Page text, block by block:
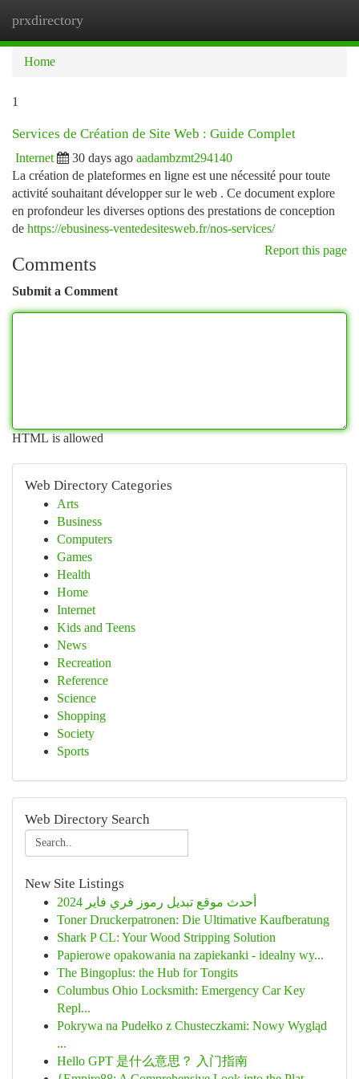
prxdirectory
Home
1
Services de Création de Site Web : Guide Complet
Internet 30 days ago aadambzmt294140
La création de plateformes en ligne est une nécessité pour toute
activité souhaitant développer sur le web . Ce document explore
en profondeur les diverses options des prestations de conception
de https://ebusiness-ventedesitesweb.fr/nos-services/
Report this page
Comments
Submit a Comment
HTML is allowed
Web Directory Categories
Arts
Business
Computers
Games
Health
Home
Internet
Kids and Teens
News
Recreation
Reference
Science
Shopping
Society
Sports
Web Directory Search
New Site Listings
أحدث موقع تبديل رموز فري فاير 2024
Toner Druckerpatronen: Die Ultimative Kaufberatung
Shark P CL: Your Wood Stripping Solution
Papierowe opakowania na zapiekanki - idealny wy...
The Bingoplus: the Hub for Tongits
Columbus Ohio Locksmith: Emergency Car Key
Repl...
Pokrywa na Pudełko z Chusteczkami: Nowy Wygląd
...
Hello GPT 是什么意思？ 入门指南